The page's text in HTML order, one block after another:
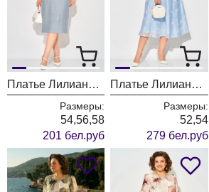
Платье Лилиана 1539 голубой + полоска
Размеры:
54,56,58
201 бел.руб
Платье Лилиана 1537 голубой
Размеры:
52,54
279 бел.руб